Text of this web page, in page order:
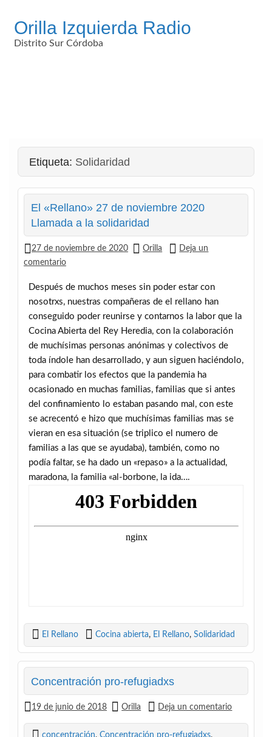
contenido
Orilla Izquierda Radio
Distrito Sur Córdoba
Etiqueta: Solidaridad
El «Rellano» 27 de noviembre 2020
Llamada a la solidaridad
27 de noviembre de 2020 Orilla
Deja un
comentario
Después de muchos meses sin poder estar con
nosotrxs, nuestras compañeras de el rellano han
conseguido poder reunirse y contarnos la labor que la
Cocina Abierta del Rey Heredia, con la colaboración
de muchísimas personas anónimas y colectivos de
toda índole han desarrollado, y aun siguen haciéndolo,
para combatir los efectos que la pandemia ha
ocasionado en muchas familias, familias que si antes
del confinamiento lo estaban pasando mal, con este
se acrecentó e hizo que muchísimas familias mas se
vieran en esa situación (se triplico el numero de
familias a las que se ayudaba), también, como no
podía faltar, se ha dado un «repaso» a la actualidad,
maradona, la familia «al-borbone, la ida….
El Rellano Cocina abierta, El Rellano, Solidaridad
Concentración pro-refugiadxs
19 de junio de 2018 Orilla Deja un comentario
concentración, Concentración pro-refugiadxs,